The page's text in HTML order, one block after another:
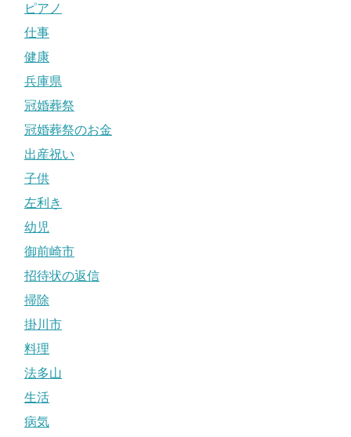
ピアノ
仕事
健康
兵庫県
冠婚葬祭
冠婚葬祭のお金
出産祝い
子供
左利き
幼児
御前崎市
招待状の返信
掃除
掛川市
料理
法多山
生活
病気